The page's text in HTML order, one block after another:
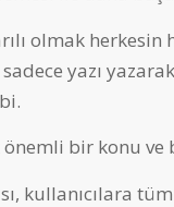
olmak
yazı
bir konu
kullanıcılara